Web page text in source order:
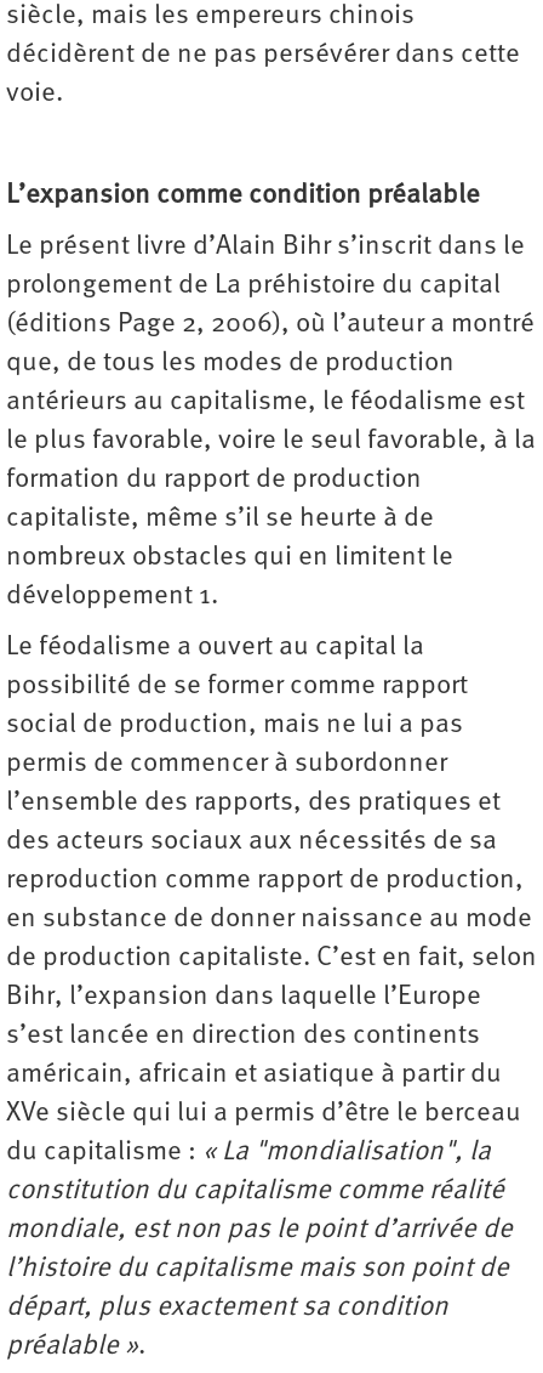
siècle, mais les empereurs chinois
décidèrent de ne pas persévérer dans cette
voie.
L’expansion comme condition préalable
Le présent livre d’Alain Bihr s’inscrit dans le
prolongement de La préhistoire du capital
(éditions Page 2, 2006), où l’auteur a montré
que, de tous les modes de production
antérieurs au capitalisme, le féodalisme est
le plus favorable, voire le seul favorable, à la
formation du rapport de production
capitaliste, même s’il se heurte à de
nombreux obstacles qui en limitent le
développement 1.
Le féodalisme a ouvert au capital la
possibilité de se former comme rapport
social de production, mais ne lui a pas
permis de commencer à subordonner
l’ensemble des rapports, des pratiques et
des acteurs sociaux aux nécessités de sa
reproduction comme rapport de production,
en substance de donner naissance au mode
de production capitaliste. C’est en fait, selon
Bihr, l’expansion dans laquelle l’Europe
s’est lancée en direction des continents
américain, africain et asiatique à partir du
XVe siècle qui lui a permis d’être le berceau
du capitalisme : « La "mondialisation", la
constitution du capitalisme comme réalité
mondiale, est non pas le point d’arrivée de
l’histoire du capitalisme mais son point de
départ, plus exactement sa condition
préalable ».